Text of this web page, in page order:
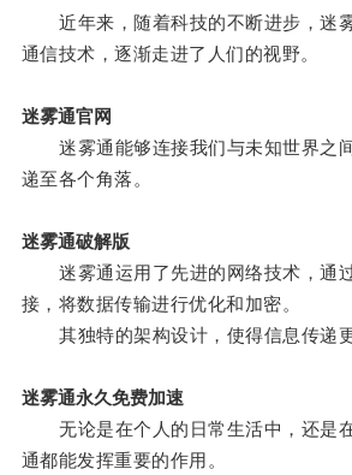
近年来，随着科技的不断进步，迷
通信技术，逐渐走进了人们的视野。
迷雾通官网
迷雾通能够连接我们与未知世界之
递至各个角落。
迷雾通破解版
迷雾通运用了先进的网络技术，通
接，将数据传输进行优化和加密。
其独特的架构设计，使得信息传递更
迷雾通永久免费加速
无论是在个人的日常生活中，还是
通都能发挥重要的作用。